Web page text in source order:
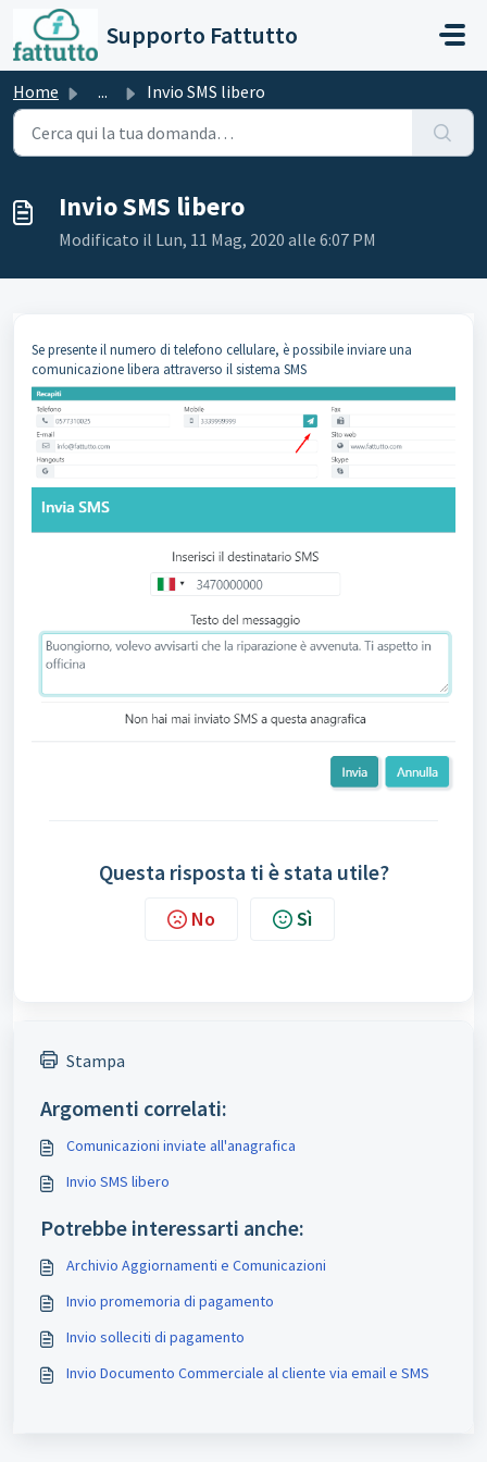
Salta al contenuto principale
Supporto Fattutto
Home ... Invio SMS libero
Invio SMS libero
Modificato il Lun, 11 Mag, 2020 alle 6:07 PM
Se presente il numero di telefono cellulare, è possibile inviare una
comunicazione libera attraverso il sistema SMS
Questa risposta ti è stata utile?
No Sì
Stampa
Argomenti correlati:
Comunicazioni inviate all'anagrafica
Invio SMS libero
Potrebbe interessarti anche:
Archivio Aggiornamenti e Comunicazioni
Invio promemoria di pagamento
Invio solleciti di pagamento
Invio Documento Commerciale al cliente via email e SMS